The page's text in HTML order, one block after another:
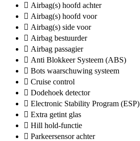
Airbag(s) hoofd achter
Airbag(s) hoofd voor
Airbag(s) side voor
Airbag bestuurder
Airbag passagier
Anti Blokkeer Systeem (ABS)
Bots waarschuwing systeem
Cruise control
Dodehoek detector
Electronic Stability Program (ESP)
Extra getint glas
Hill hold-functie
Parkeersensor achter